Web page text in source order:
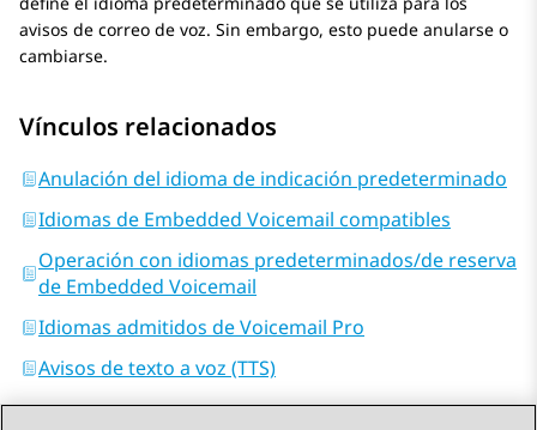
avisos de correo de voz. Sin embargo, esto puede anularse o
cambiarse.
Vínculos relacionados
Anulación del idioma de indicación predeterminado
Idiomas de Embedded Voicemail compatibles
Operación con idiomas predeterminados/de reserva
de Embedded Voicemail
Idiomas admitidos de Voicemail Pro
Avisos de texto a voz (TTS)